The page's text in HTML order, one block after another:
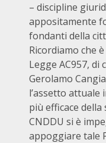
– discipline
appositamente
fondanti della
Ricordiamo che
Legge AC957, di
Gerolamo
l’assetto
più efficace
CNDDU si è
appoggiare tale